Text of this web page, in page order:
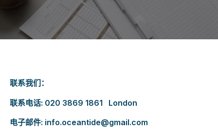
联系我们：
联系电话: 020 3869 1861 London
电子邮件: info.oceantide@gmail.com